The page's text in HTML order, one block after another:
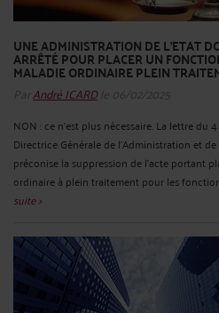
UNE ADMINISTRATION DE L’ETAT
ARRÊTÉ POUR PLACER UN
MALADIE ORDINAIRE PLEIN
ParAndré ICARDle 06/02/2025
NON : ce n’est plus nécessaire. La lettre du
Directrice Générale de l’Administration et
préconise la suppression de l’acte portant
ordinaire à plein traitement pour les
suite >